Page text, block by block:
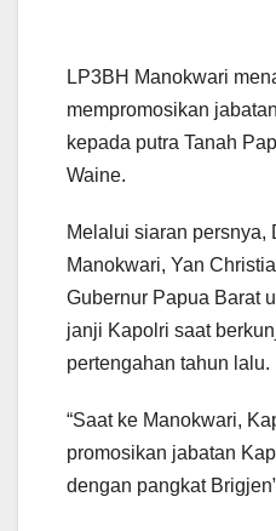
LP3BH Manokwari
mempromosikan
kepada putra Tanah
Waine.
Melalui siaran persnya,
Manokwari, Yan
Gubernur Papua Barat
janji Kapolri saat
pertengahan tahun lalu.
“Saat ke Manokwari,
promosikan jabatan
dengan pangkat